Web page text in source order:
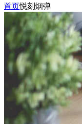
首页悦刻烟弹